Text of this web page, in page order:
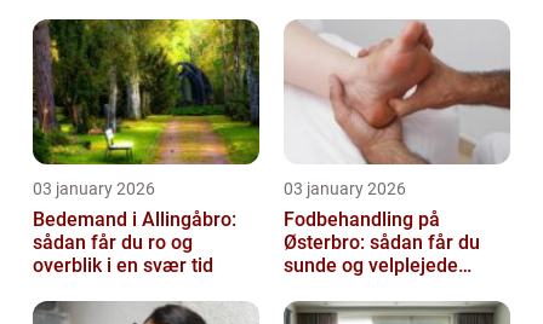
gæster
03 january 2026
Bedemand i Allingåbro:
sådan får du ro og
overblik i en svær tid
03 january 2026
Fodbehandling på
Østerbro: sådan får du
sunde og velplejede